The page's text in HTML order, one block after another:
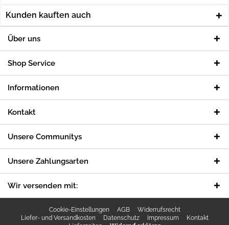
Kunden kauften auch
Über uns
Shop Service
Informationen
Kontakt
Unsere Communitys
Unsere Zahlungsarten
Wir versenden mit:
Cookie-Einstellungen AGB
Widerrufsrecht
Liefer- und Versandkosten
Datenschutz Impressum
Kontakt